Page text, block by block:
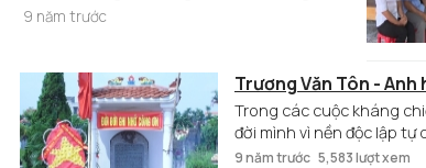
Tây” của bà và đồng đội trong những năm
học giỏi. Đặc biệt trong kỳ thi THPT quốc
đều trúng tuyển đại học với số điểm cao.
9 năm trước
Trương Văn Tôn - Anh
Trong các cuộc kháng
đời mình vì nền độc lập
Phú Thịnh, huyện Kim
9 năm trước 5,583 lượt xem